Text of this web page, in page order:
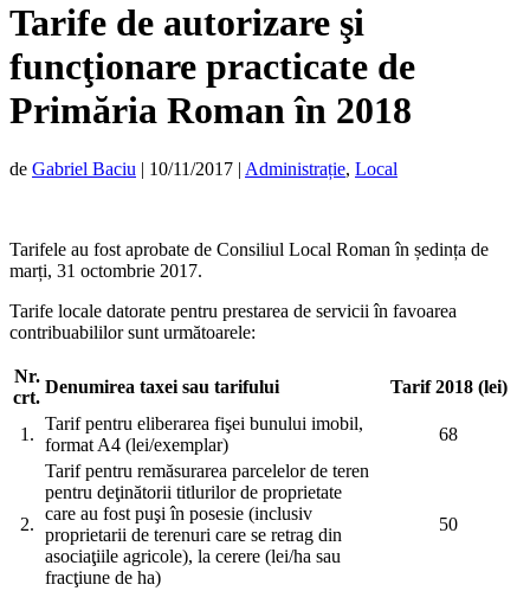
Tarife de autorizare şi
funcţionare practicate de
Primăria Roman în 2018
de Gabriel Baciu | 10/11/2017 | Administrație, Local
Tarifele au fost aprobate de Consiliul Local Roman în ședința de
marți, 31 octombrie 2017.
Tarife locale datorate pentru prestarea de servicii în favoarea
contribuabililor sunt următoarele:
Nr.
crt.
Denumirea taxei sau tarifului Tarif 2018 (lei)
1.
Tarif pentru eliberarea fişei bunului imobil,
format A4 (lei/exemplar)
68
2.
Tarif pentru remăsurarea parcelelor de teren
pentru deţinătorii titlurilor de proprietate
care au fost puşi în posesie (inclusiv
proprietarii de terenuri care se retrag din
asociaţiile agricole), la cerere (lei/ha sau
fracţiune de ha)
50